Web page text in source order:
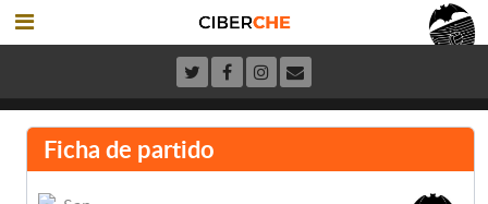
Ficha de partido